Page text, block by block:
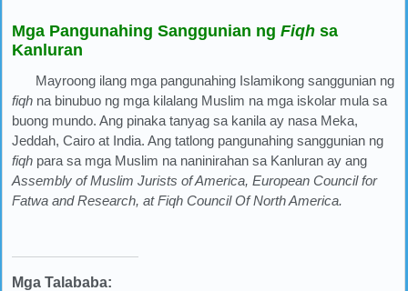
Mga Pangunahing Sanggunian ng Fiqh sa
Kanluran
Mayroong ilang mga pangunahing Islamikong sanggunian ng
fiqh na binubuo ng mga kilalang Muslim na mga iskolar mula sa
buong mundo. Ang pinaka tanyag sa kanila ay nasa Meka,
Jeddah, Cairo at India. Ang tatlong pangunahing sanggunian ng
fiqh para sa mga Muslim na naninirahan sa Kanluran ay ang
Assembly of Muslim Jurists of America, European Council for
Fatwa and Research, at Fiqh Council Of North America.
Mga Talababa: